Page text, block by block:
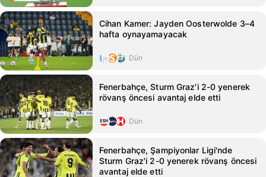
Cihan Kamer: Jayden Oosterwolde 3–4
hafta oynayamayacak
Dün
Fenerbahçe, Sturm Graz'i 2-0 yenerek
rövanş öncesi avantaj elde etti
Dün
Fenerbahçe, Şampiyonlar Ligi'nde
Sturm Graz'i 2-0 yenerek rövanş öncesi
avantaj elde etti